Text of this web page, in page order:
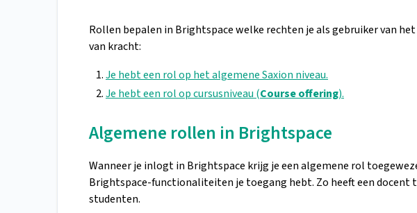
Rollen bepalen in Brightspace welke rechten je als gebruiker van
van kracht:
Je hebt een rol op het algemene Saxion niveau.
Je hebt een rol op cursusniveau (Course offering).
Algemene rollen in Brightspace
Wanneer je inlogt in Brightspace krijg je een algemene rol
Brightspace-functionaliteiten je toegang hebt. Zo heeft een docent
studenten.